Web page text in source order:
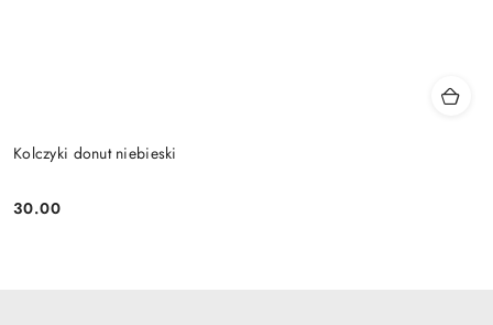
Kolczyki donut niebieski
Cena:
30.00